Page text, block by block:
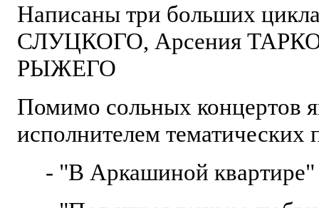
Написаны три больших
СЛУЦКОГО, Арсения
РЫЖЕГО
Помимо сольных концертов
исполнителем тематических
- "В Аркашиной